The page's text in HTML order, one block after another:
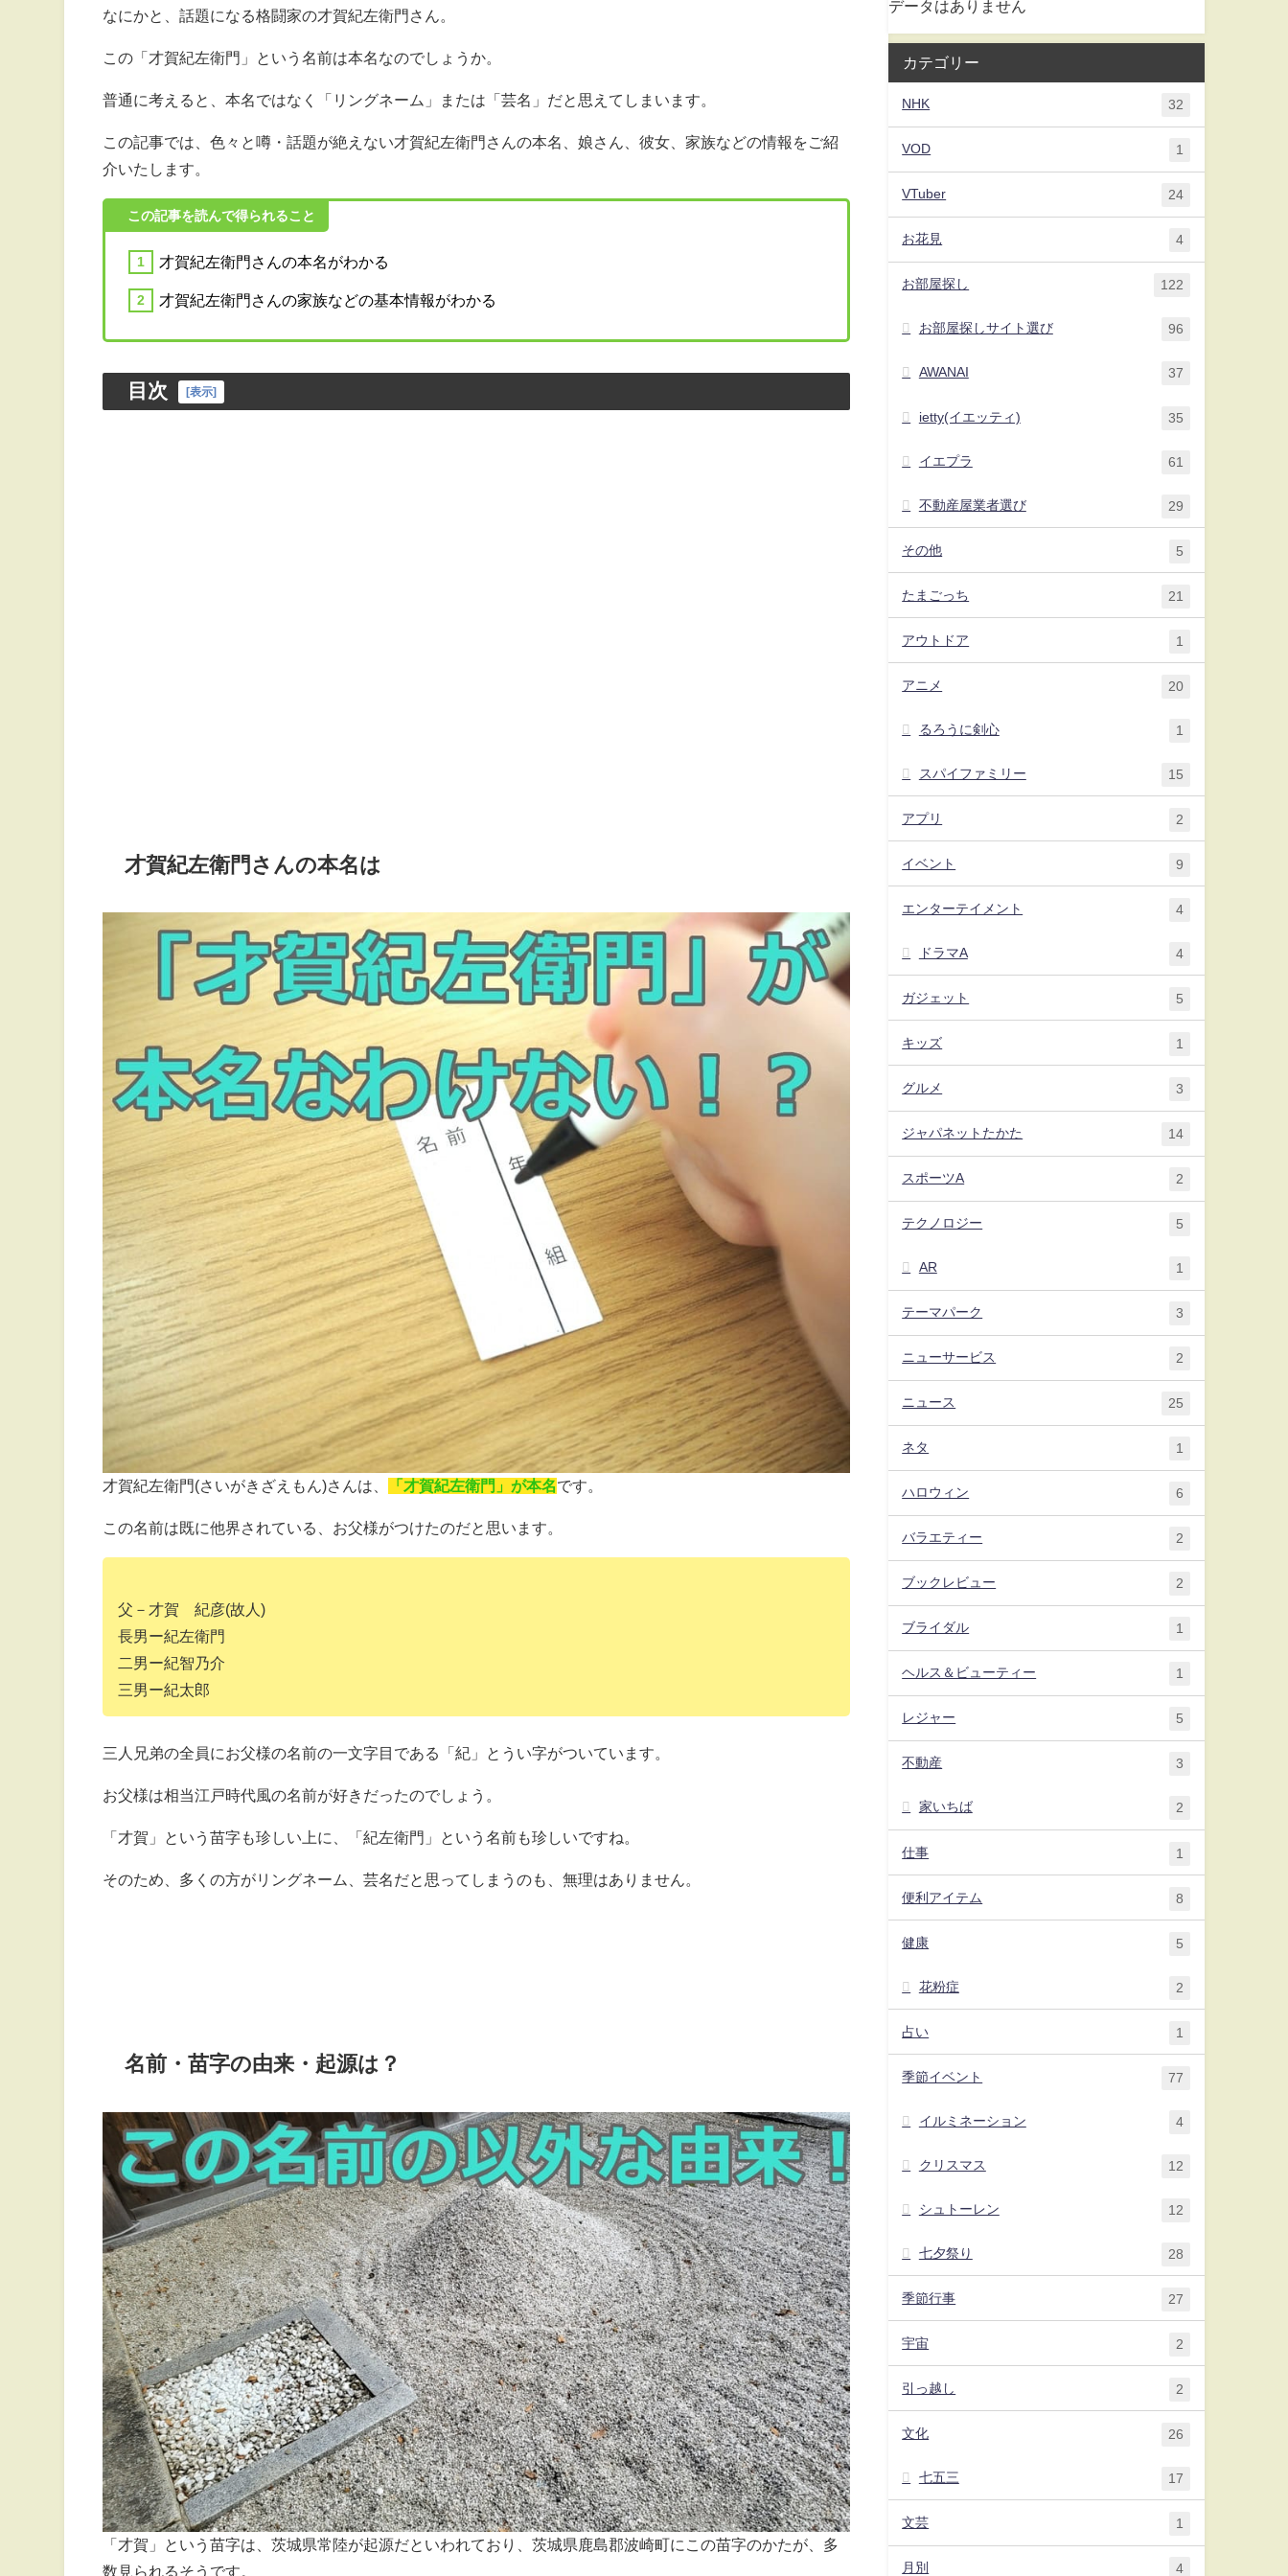
なにかと、話題になる格闘家の才賀紀左衛門さん。
この「才賀紀左衛門」という名前は本名なのでしょうか。
普通に考えると、本名ではなく「リングネーム」または「芸名」だと思えてしまいます。
この記事では、色々と噂・話題が絶えない才賀紀左衛門さんの本名、娘さん、彼女、家族などの情報をご紹
介いたします。
この記事を読んで得られること
才賀紀左衛門さんの本名がわかる
才賀紀左衛門さんの家族などの基本情報がわかる
目次 [表示]
才賀紀左衛門さんの本名は
才賀紀左衛門(さいがきざえもん)さんは、 「才賀紀左衛門」が本名です。
この名前は既に他界されている、お父様がつけたのだと思います。
父－才賀 紀彦(故人)
長男ー紀左衛門
二男ー紀智乃介
三男ー紀太郎
三人兄弟の全員にお父様の名前の一文字目である「紀」とうい字がついています。
お父様は相当江戸時代風の名前が好きだったのでしょう。
「才賀」という苗字も珍しい上に、「紀左衛門」という名前も珍しいですね。
そのため、多くの方がリングネーム、芸名だと思ってしまうのも、無理はありません。
名前・苗字の由来・起源は？
「才賀」という苗字は、茨城県常陸が起源だといわれており、茨城県鹿島郡波崎町にこの苗字のかたが、多
数見られるそうです。
データはありません
カテゴリー
NHK 32
VOD 1
VTuber 24
お花見 4
お部屋探し 122
お部屋探しサイト選び 96
AWANAI 37
ietty(イエッティ) 35
イエプラ 61
不動産屋業者選び 29
その他 5
たまごっち 21
アウトドア 1
アニメ 20
るろうに剣心 1
スパイファミリー 15
アプリ 2
イベント 9
エンターテイメント 4
ドラマA 4
ガジェット 5
キッズ 1
グルメ 3
ジャパネットたかた 14
スポーツA 2
テクノロジー 5
AR 1
テーマパーク 3
ニューサービス 2
ニュース 25
ネタ 1
ハロウィン 6
バラエティー 2
ブックレビュー 2
ブライダル 1
ヘルス＆ビューティー 1
レジャー 5
不動産 3
家いちば 2
仕事 1
便利アイテム 8
健康 5
花粉症 2
占い 1
季節イベント 77
イルミネーション 4
クリスマス 12
シュトーレン 12
七夕祭り 28
季節行事 27
宇宙 2
引っ越し 2
文化 26
七五三 17
文芸 1
月別 4